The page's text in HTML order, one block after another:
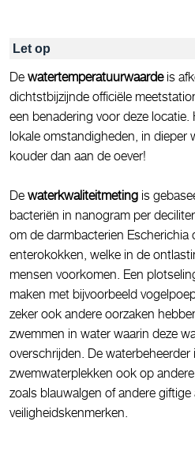
Let op
De watertemperatuurwaardeis
dichtstbijzijnde officiële
een benadering voor deze
lokale omstandigheden, in dieper
kouder dan aan de oever!
De waterkwaliteitmeting is
bacteriën in nanogram per
om de darmbacterien Escherichia
enterokokken, welke in de
mensen voorkomen. Een
maken met bijvoorbeeld
zeker ook andere oorzaken
zwemmen in water waarin deze
overschrijden. De waterbeheerder
zwemwaterplekken ook op
zoals blauwalgen of andere giftige
veiligheidskenmerken.